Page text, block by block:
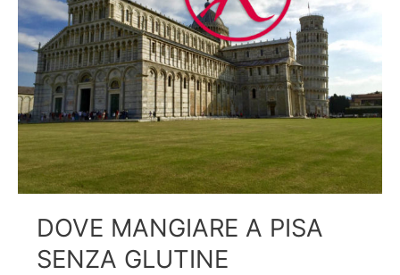
DOVE MANGIARE A PISA
SENZA GLUTINE